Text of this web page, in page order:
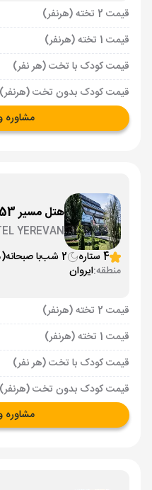
قیمت 2 تخته (هرنفر)
قیمت 1 تخته (هرنفر)
قیمت کودک با تخت (هر نفر)
قیمت کودک بدون تخت (هرنفر)
مشاوره
هتل مسیر 53 ایروان
YEREVAN
4 ستاره
2 شب با صبحانه(BB)
منطقه:ایروان
قیمت 2 تخته (هرنفر)
قیمت 1 تخته (هرنفر)
قیمت کودک با تخت (هر نفر)
قیمت کودک بدون تخت (هرنفر)
مشاوره